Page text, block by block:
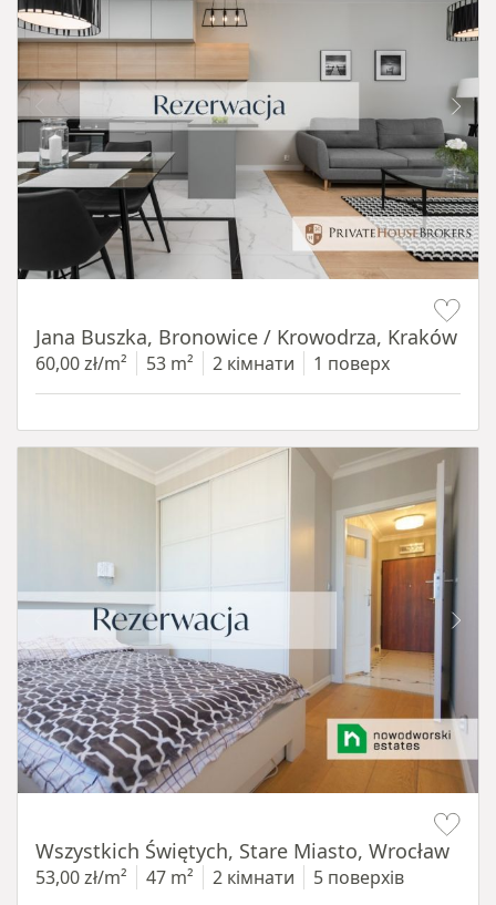
Jana Buszka, Bronowice / Krowodrza, Kraków
60,00 zł/m² 53 m² 2 кімнати 1 поверх
Wszystkich Świętych, Stare Miasto, Wrocław
53,00 zł/m² 47 m² 2 кімнати 5 поверхів